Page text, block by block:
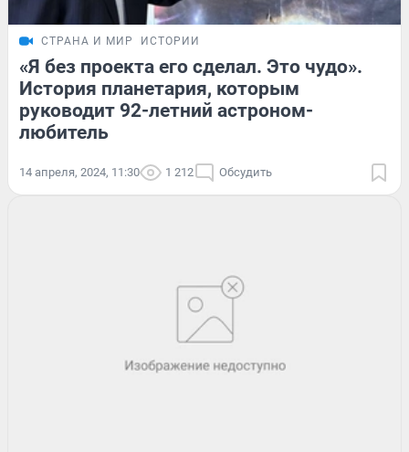
СТРАНА И МИР ИСТОРИИ
«Я без проекта его сделал. Это чудо».
История планетария, которым
руководит 92-летний астроном-
любитель
14 апреля, 2024, 11:30 1 212 Обсудить